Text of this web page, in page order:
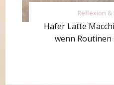
Reflexion
Hafer Latte
wenn Routinen